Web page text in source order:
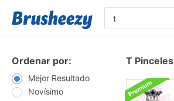
Ordenar por:
Mejor Resultado
Novísimo
T Pinceles